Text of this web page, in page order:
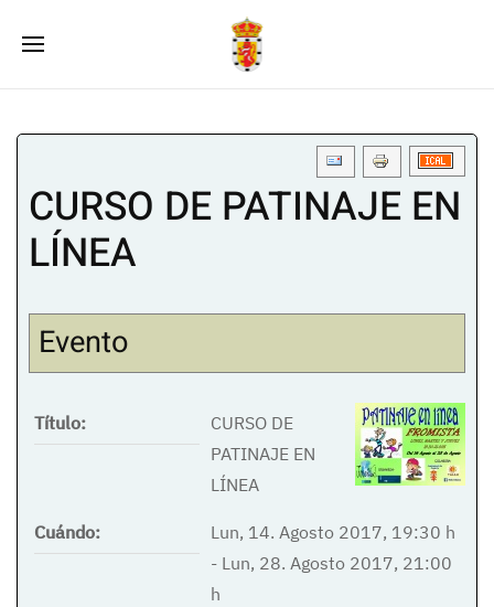
CURSO DE PATINAJE EN
LÍNEA
Evento
Título:
CURSO DE
PATINAJE EN
LÍNEA
Cuándo: Lun, 14. Agosto 2017, 19:30 h
- Lun, 28. Agosto 2017, 21:00
h